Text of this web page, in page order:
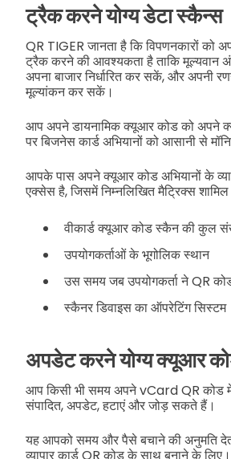
ट्रैक करने योग्य डेटा स्कैन्स
QR TIGER जानता है कि विपणनकारों को
ट्रैक करने की आवश्यकता है ताकि मूल्यवान
अपना बाजार निर्धारित कर सकें, और अपनी
मूल्यांकन कर सकें।
आप अपने डायनामिक क्यूआर कोड को अपने
पर बिजनेस कार्ड अभियानों को आसानी से
आपके पास अपने क्यूआर कोड अभियानों के
एक्सेस है, जिसमें निम्नलिखित मैट्रिक्स शामिल
वीकार्ड क्यूआर कोड स्कैन की कुल
उपयोगकर्ताओं के भूगोलिक स्थान
उस समय जब उपयोगकर्ता ने QR
स्कैनर डिवाइस का ऑपरेटिंग सिस्टम
अपडेट करने योग्य क्यूआर
आप किसी भी समय अपने vCard QR कोड में
संपादित, अपडेट, हटाएं और जोड़ सकते हैं।
यह आपको समय और पैसे बचाने की अनुमति